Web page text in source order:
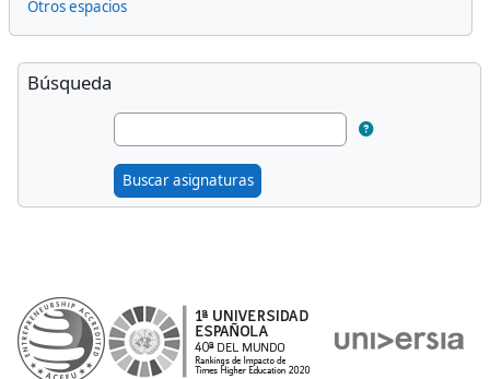
Otros espacios
Bloques suplementarios
Omitir Búsqueda
Búsqueda
Buscar asignaturas